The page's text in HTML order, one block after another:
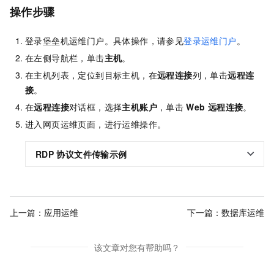
操作步骤
登录堡垒机运维门户。具体操作，请参见登录运维门户 。
在左侧导航栏，单击主机。
在主机列表，定位到目标主机，在远程连接列，单击远程连
接。
在远程连接对话框，选择主机账户 ，单击 Web 远程连接。
进入网页运维页面，进行运维操作。
RDP 协议文件传输示例
上一篇： 应用运维 下一篇： 数据库运维
该文章对您有帮助吗？